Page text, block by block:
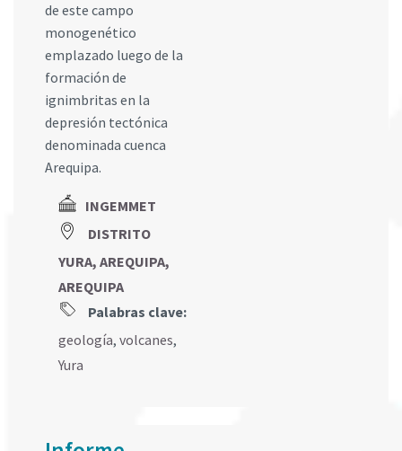
de este campo
monogenético
emplazado luego de la
formación de
ignimbritas en la
depresión tectónica
denominada cuenca
Arequipa.
INGEMMET
DISTRITO
YURA, AREQUIPA,
AREQUIPA
Palabras clave:
geología, volcanes,
Yura